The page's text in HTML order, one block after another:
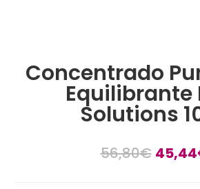
Concentrado
Equilibrante
Solutions
56,80€ El
45,44